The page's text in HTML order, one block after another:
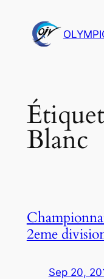
contenu
Blanc
2eme
Sep 20,